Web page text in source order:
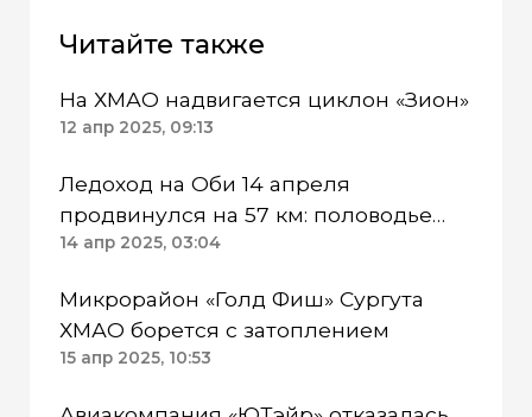
Читайте также
На ХМАО надвигается циклон «Зион»
12 апр 2025, 09:13
Ледоход на Оби 14 апреля
продвинулся на 57 км: половодье
движется к Парабельскому району
14 апр 2025, 03:04
Микрорайон «Голд Фиш» Сургута
ХМАО борется с затоплением
15 апр 2025, 10:53